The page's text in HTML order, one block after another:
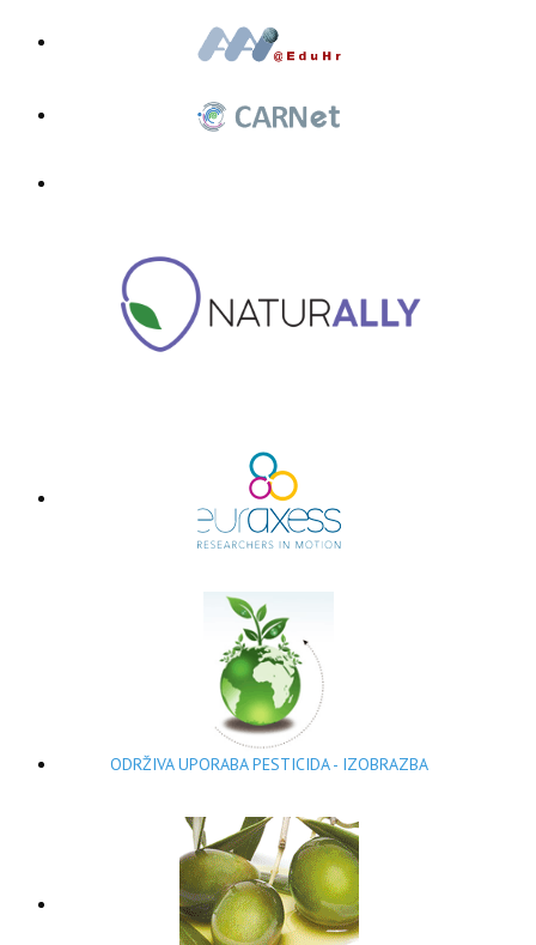
ODRŽIVA UPORABA PESTICIDA - IZOBRAZBA